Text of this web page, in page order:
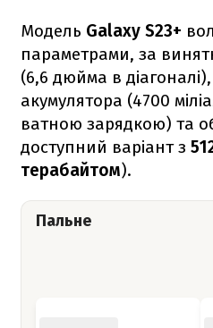
Модель Galaxy S23+
параметрами, за
(6,6 дюйма в діагоналі),
акумулятора (4700
ватною зарядкою) та
доступний варіант з
терабайтом).
Пальне